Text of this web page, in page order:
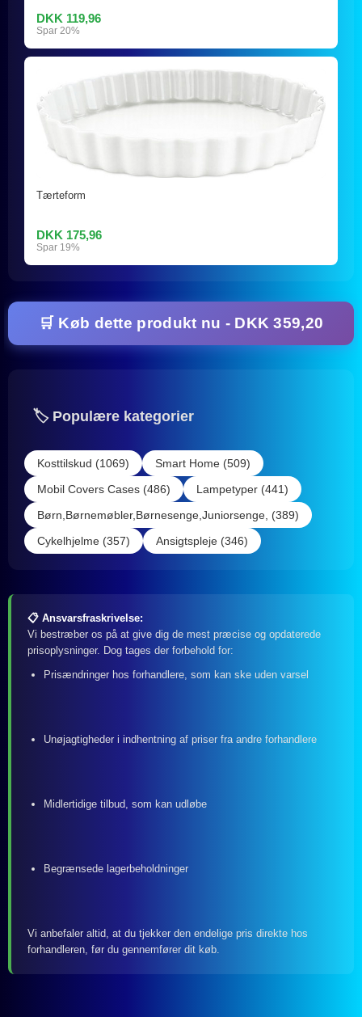
DKK 119,96
Spar 20%
Tærteform
DKK 175,96
Spar 19%
🛒 Køb dette produkt nu - DKK 359,20
🏷️ Populære kategorier
Kosttilskud (1069)
Smart Home (509)
Mobil Covers Cases (486)
Lampetyper (441)
Børn,Børnemøbler,Børnesenge,Juniorsenge, (389)
Cykelhjelme (357)
Ansigtspleje (346)
📋 Ansvarsfraskrivelse:
Vi bestræber os på at give dig de mest præcise og opdaterede
prisoplysninger. Dog tages der forbehold for:
Prisændringer hos forhandlere, som kan ske uden varsel
Unøjagtigheder i indhentning af priser fra andre forhandlere
Midlertidige tilbud, som kan udløbe
Begrænsede lagerbeholdninger
Vi anbefaler altid, at du tjekker den endelige pris direkte hos
forhandleren, før du gennemfører dit køb.